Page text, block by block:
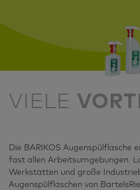
VIELE
Die BARIKOS Augenspülflasche
fast allen Arbeitsumgebungen.
Werkstätten und große
Augenspülflaschen von